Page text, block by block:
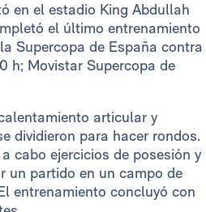
en el estadio King Abdullah
el último entrenamiento
Supercopa de España contra
h; Movistar Supercopa de
articular y
dividieron para hacer rondos.
cabo ejercicios de posesión y
un partido en un campo de
entrenamiento concluyó con